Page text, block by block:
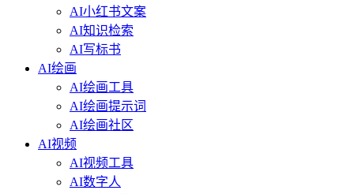
AI小红书文案
AI知识检索
AI写标书
AI绘画
AI绘画工具
AI绘画提示词
AI绘画社区
AI视频
AI视频工具
AI数字人